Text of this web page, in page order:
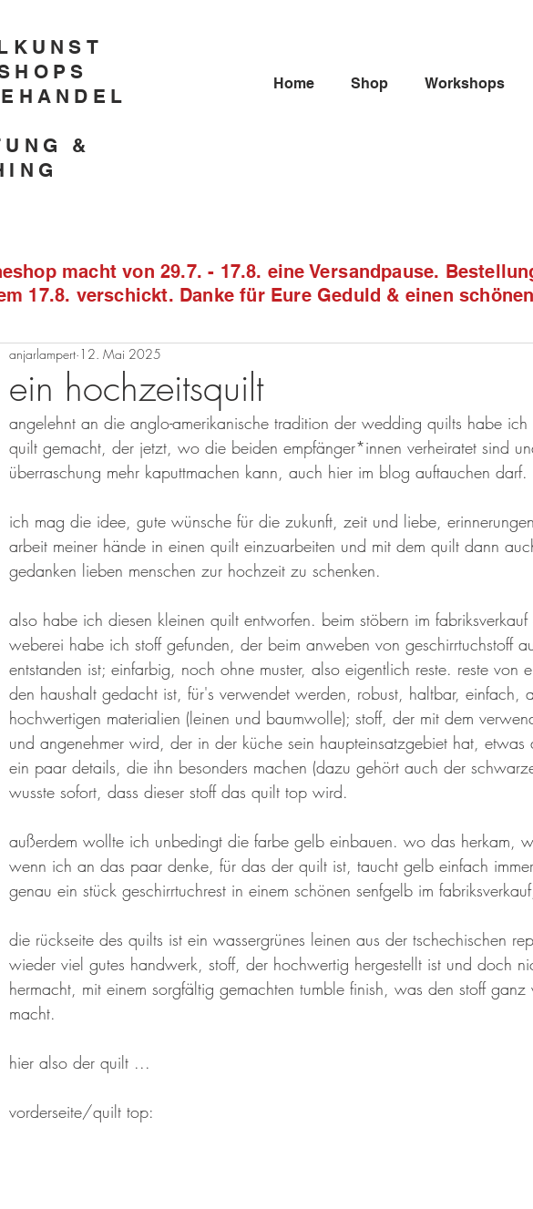
&
Home Shop Workshops
macht von 29.7. - 17.8. eine Versandpause.
17.8. verschickt. Danke für Eure Geduld & einen
ein hochzeitsquilt
anjarlampert 12. Mai 2025
angelehnt an die anglo-amerikanische tradition der wedding quilts habe ich
quilt gemacht, der jetzt, wo die beiden empfänger*innen verheiratet sind
überraschung mehr kaputtmachen kann, auch hier im blog auftauchen darf.
ich mag die idee, gute wünsche für die zukunft, zeit und liebe,
arbeit meiner hände in einen quilt einzuarbeiten und mit dem quilt dann
gedanken lieben menschen zur hochzeit zu schenken.
also habe ich diesen kleinen quilt entworfen. beim stöbern im
weberei habe ich stoff gefunden, der beim anweben von geschirrtuchstoff
entstanden ist; einfarbig, noch ohne muster, also eigentlich reste. reste von
den haushalt gedacht ist, für's verwendet werden, robust, haltbar, einfach,
hochwertigen materialien (leinen und baumwolle); stoff, der mit dem
und angenehmer wird, der in der küche sein haupteinsatzgebiet hat,
ein paar details, die ihn besonders machen (dazu gehört auch der
wusste sofort, dass dieser stoff das quilt top wird.
außerdem wollte ich unbedingt die farbe gelb einbauen. wo das herkam,
wenn ich an das paar denke, für das der quilt ist, taucht gelb einfach
genau ein stück geschirrtuchrest in einem schönen senfgelb im
die rückseite des quilts ist ein wassergrünes leinen aus der tschechischen
wieder viel gutes handwerk, stoff, der hochwertig hergestellt ist und doch
hermacht, mit einem sorgfältig gemachten tumble finish, was den stoff
macht.
hier also der quilt ...
vorderseite/quilt top: